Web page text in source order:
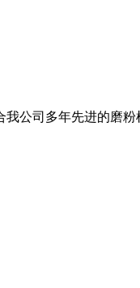
公司多年先进的磨